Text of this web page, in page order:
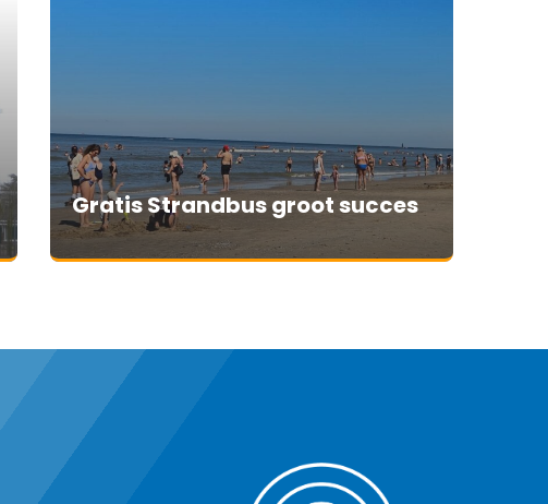
Gratis Strandbus groot succes